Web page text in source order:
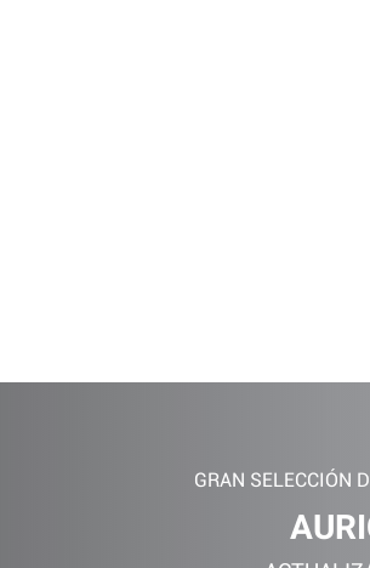
GRAN SELECCIÓN